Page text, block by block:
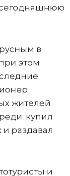
сегодняшнюю
в
этом
жителей
купил
и раздавал
и